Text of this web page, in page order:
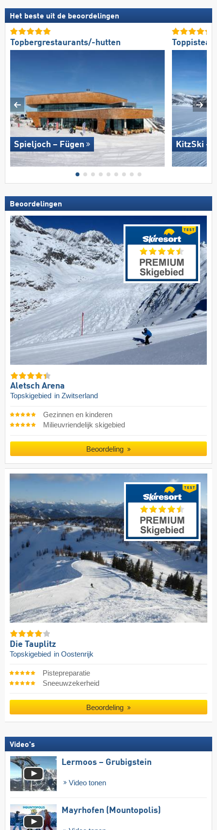
Het beste uit de beoordelingen
Topbergrestaurants/-hutten
Spieljoch – Fügen KitzSki –
Beoordelingen
Aletsch Arena
Topskigebied in Zwitserland
Gezinnen en kinderen
Milieuvriendelijk skigebied
Beoordeling
Die Tauplitz
Topskigebied in Oostenrijk
Pistepreparatie
Sneeuwzekerheid
Beoordeling
Video's
Lermoos – Grubigstein
Video tonen
Mayrhofen (Mountopolis)